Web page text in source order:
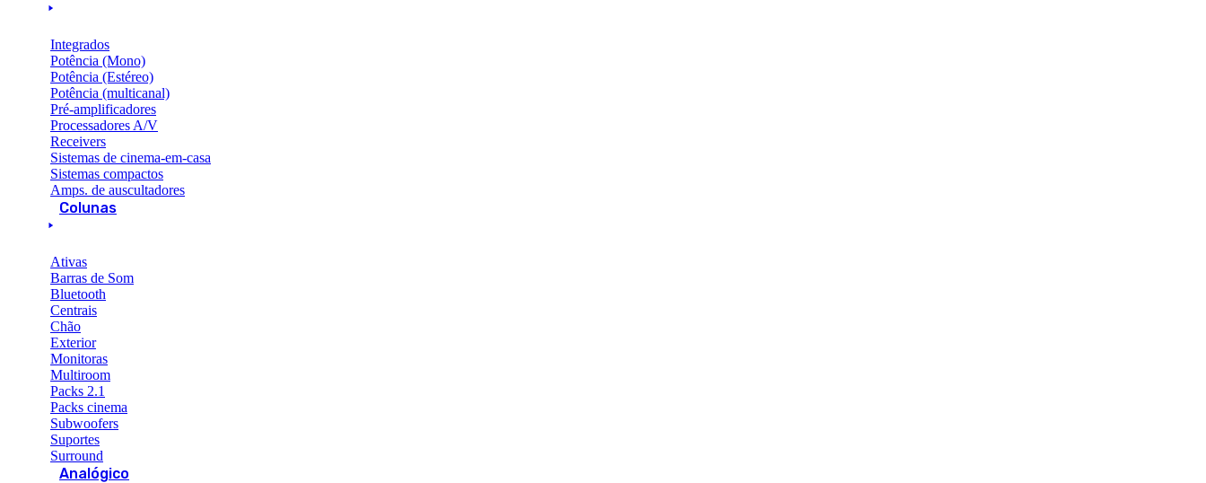
Integrados
Potência (Mono)
Potência (Estéreo)
Potência (multicanal)
Pré-amplificadores
Processadores A/V
Receivers
Sistemas de cinema-em-casa
Sistemas compactos
Amps. de auscultadores
Colunas
Ativas
Barras de Som
Bluetooth
Centrais
Chão
Exterior
Monitoras
Multiroom
Packs 2.1
Packs cinema
Subwoofers
Suportes
Surround
Analógico